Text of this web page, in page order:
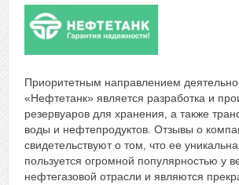
Приоритетным направлением
«Нефтетанк» является разработка и
резервуаров для хранения, а также
воды и нефтепродуктов. Отзывы о
свидетельствуют о том, что ее
пользуется огромной популярностью у
нефтегазовой отрасли и являются